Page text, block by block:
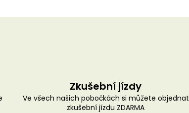
Zkušební jízdy
Ve všech našich pobočkách si můžete objednat
zkušební jízdu ZDARMA